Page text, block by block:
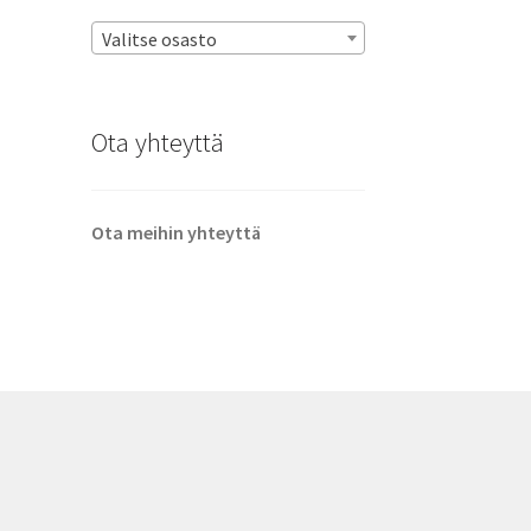
Valitse osasto
Ota yhteyttä
Ota meihin yhteyttä